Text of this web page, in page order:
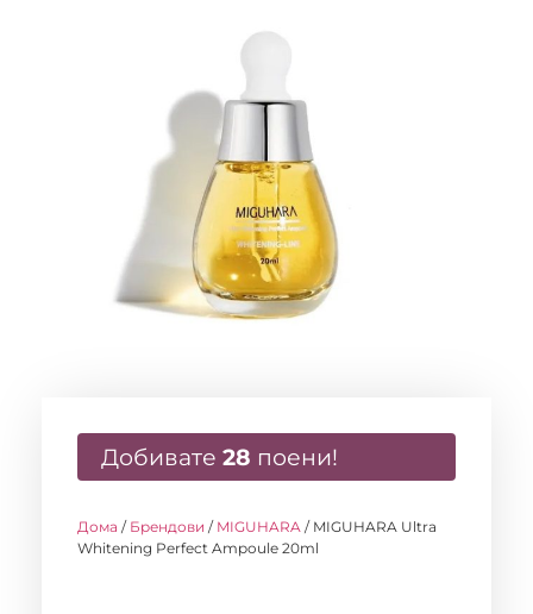
Добивате 28 поени!
Дома / Брендови / MIGUHARA / MIGUHARA Ultra
Whitening Perfect Ampoule 20ml